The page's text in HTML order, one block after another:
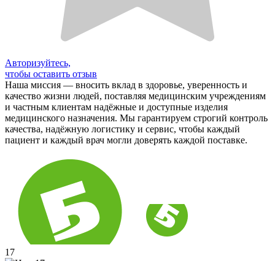
Авторизуйтесь,
чтобы оставить отзыв
Наша миссия — вносить вклад в здоровье, уверенность и
качество жизни людей, поставляя медицинским учреждениям
и частным клиентам надёжные и доступные изделия
медицинского назначения. Мы гарантируем строгий контроль
качества, надёжную логистику и сервис, чтобы каждый
пациент и каждый врач могли доверять каждой поставке.
17